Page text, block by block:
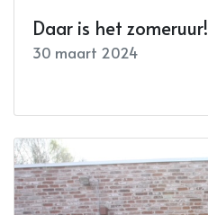
Daar is het zomeruur!
30 maart 2024